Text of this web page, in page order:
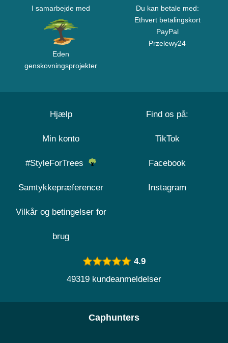
I samarbejde med
Eden
genskovningsprojekter
Du kan betale med:
Ethvert betalingskort
PayPal
Przelewy24
Hjælp
Min konto
#StyleForTrees
Samtykkepræferencer
Vilkår og betingelser for
brug
Find os på:
TikTok
Facebook
Instagram
4.9
49319 kundeanmeldelser
Caphunters